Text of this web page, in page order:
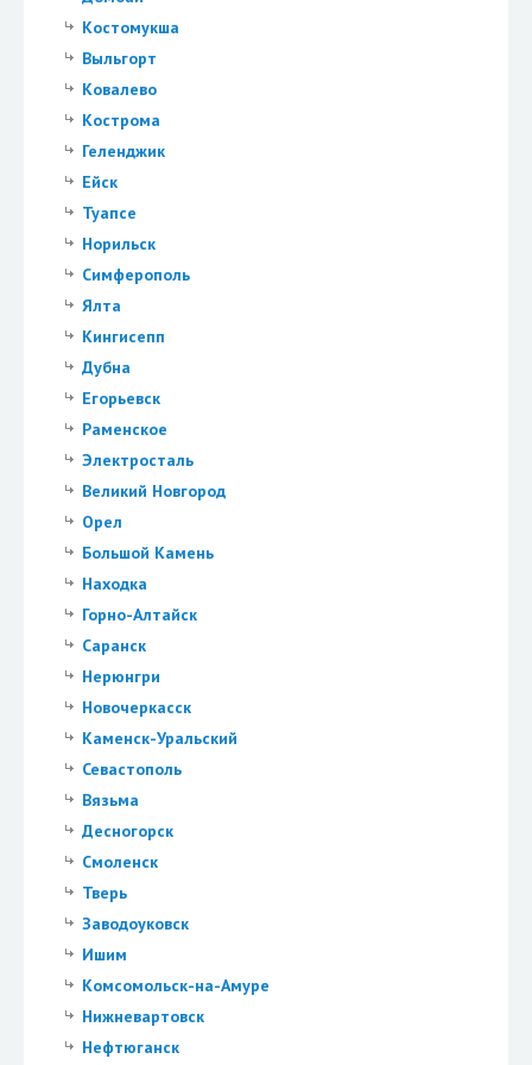
Костомукша
Выльгорт
Ковалево
Кострома
Геленджик
Ейск
Туапсе
Норильск
Симферополь
Ялта
Кингисепп
Дубна
Егорьевск
Раменское
Электросталь
Великий Новгород
Орел
Большой Камень
Находка
Горно-Алтайск
Саранск
Нерюнгри
Новочеркасск
Каменск-Уральский
Севастополь
Вязьма
Десногорск
Смоленск
Тверь
Заводоуковск
Ишим
Комсомольск-на-Амуре
Нижневартовск
Нефтюганск